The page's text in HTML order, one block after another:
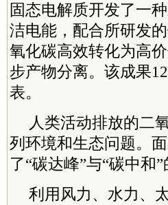
固态电解质开发了一
洁电能，配合所研发
氧化碳高效转化为高
步产物分离。该成果
表。
人类活动排放的二
列环境和生态问题。
了“碳达峰”与“碳中和
利用风力、水力、